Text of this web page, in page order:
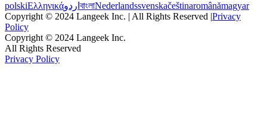
polskiΕλληνικάاردو বাংলাNederlandssvenskačeštinaromânămagyar
Copyright © 2024 Langeek Inc. | All Rights Reserved |Privacy
Policy
Copyright © 2024 Langeek Inc.
All Rights Reserved
Privacy Policy